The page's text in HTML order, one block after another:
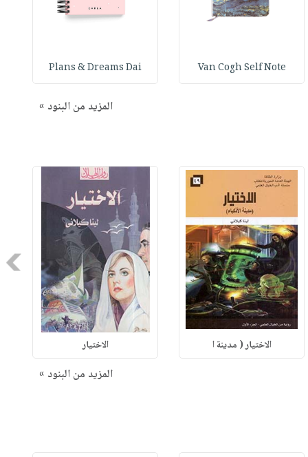
Van Cogh Self Note
Plans & Dreams Dai
المزيد من البنود »
الاختيار ( مدينة ا الاختيار
المزيد من البنود »